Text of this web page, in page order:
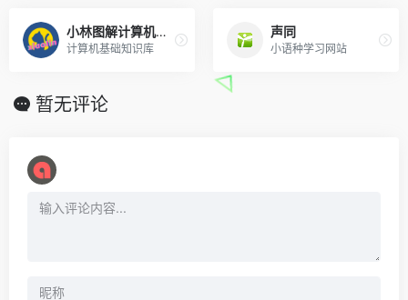
小林图解计算机基础
计算机基础知识库
声同
小语种学习网站
暂无评论